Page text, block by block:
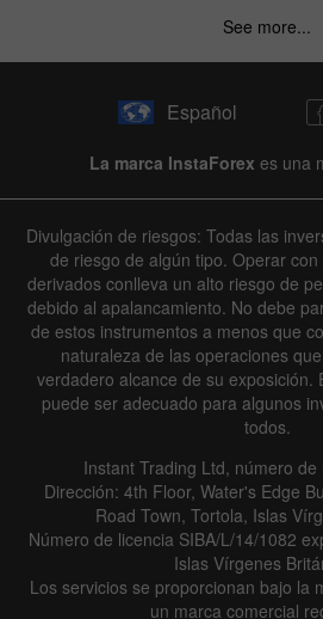
See more...
Español
La marca InstaForex es una
Divulgación de riesgos: Todas las
de riesgo de algún tipo. Operar
derivados conlleva un alto riesgo de
debido al apalancamiento. No debe
de estos instrumentos a menos que
naturaleza de las operaciones
verdadero alcance de su exposición.
puede ser adecuado para algunos
todos.
Instant Trading Ltd, número
Dirección: 4th Floor, Water's Edge
Road Town, Tortola, Islas
Número de licencia SIBA/L/14/1082
Islas Vírgenes
Los servicios se proporcionan bajo la
un marca comercial